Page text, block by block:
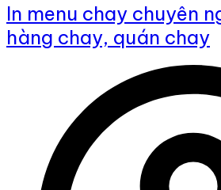
In menu chay chuyên
hàng chay, quán chay